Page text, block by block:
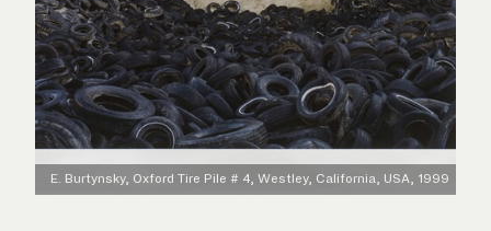
E. Burtynsky, Oxford Tire Pile # 4, Westley, California, USA, 1999